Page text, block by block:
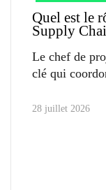
Quel est le
Supply
Le chef de
clé qui
28 juillet 2026